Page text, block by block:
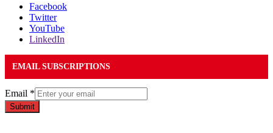
Facebook
Twitter
YouTube
LinkedIn
EMAIL SUBSCRIPTIONS
Email *
Submit